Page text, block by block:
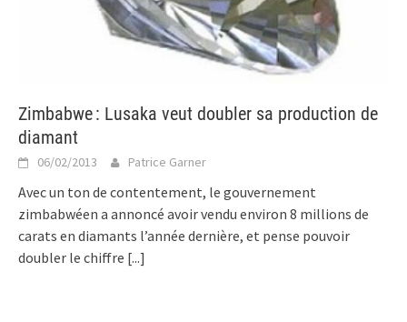
Zimbabwe : Lusaka veut doubler sa production de
diamant
06/02/2013 Patrice Garner
Avec un ton de contentement, le gouvernement
zimbabwéen a annoncé avoir vendu environ 8 millions de
carats en diamants l’année dernière, et pense pouvoir
doubler le chiffre [...]